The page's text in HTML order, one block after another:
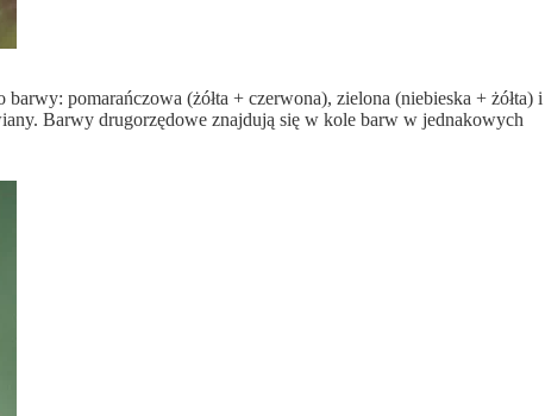
pomarańczowa (żółta + czerwona), zielona (niebieska + żółta) i
Barwy drugorzędowe znajdują się w kole barw w jednakowych